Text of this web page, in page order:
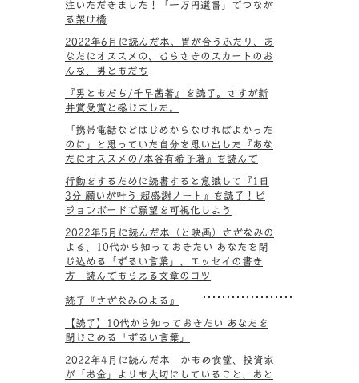
注いただきました！「一万円選書」でつなが
る架け橋
2022年6月に読んだ本。胃が合うふたり、あ
なたにオススメの、むらさきのスカートのお
んな、男ともだち
『男ともだち/千早茜著』を読了。さすが新
井賞受賞と感じました。
「携帯電話などはじめからなければよかった
のに」と思っていた自分を思い出した『あな
たにオススメの/本谷有希子著』を読んで
行動をするために読書すると意識して『1日
3分 願いが叶う 超感謝ノート』を読了！ビ
ジョンボードで願望を可視化しよう
2022年5月に読んだ本（と映画）さざなみの
よる、10代から知っておきたい あなたを閉
じ込める「ずるい言葉」、エッセイの書き
方 読んでもらえる文章のコツ
読了『さざなみのよる』
【読了】10代から知っておきたい あなたを
閉じこめる「ずるい言葉」
2022年4月に読んだ本 かもめ食堂、投資家
が「お金」よりも大切にしていること、おと